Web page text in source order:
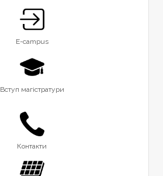
E-campus
Вступ магістратури
Контакти